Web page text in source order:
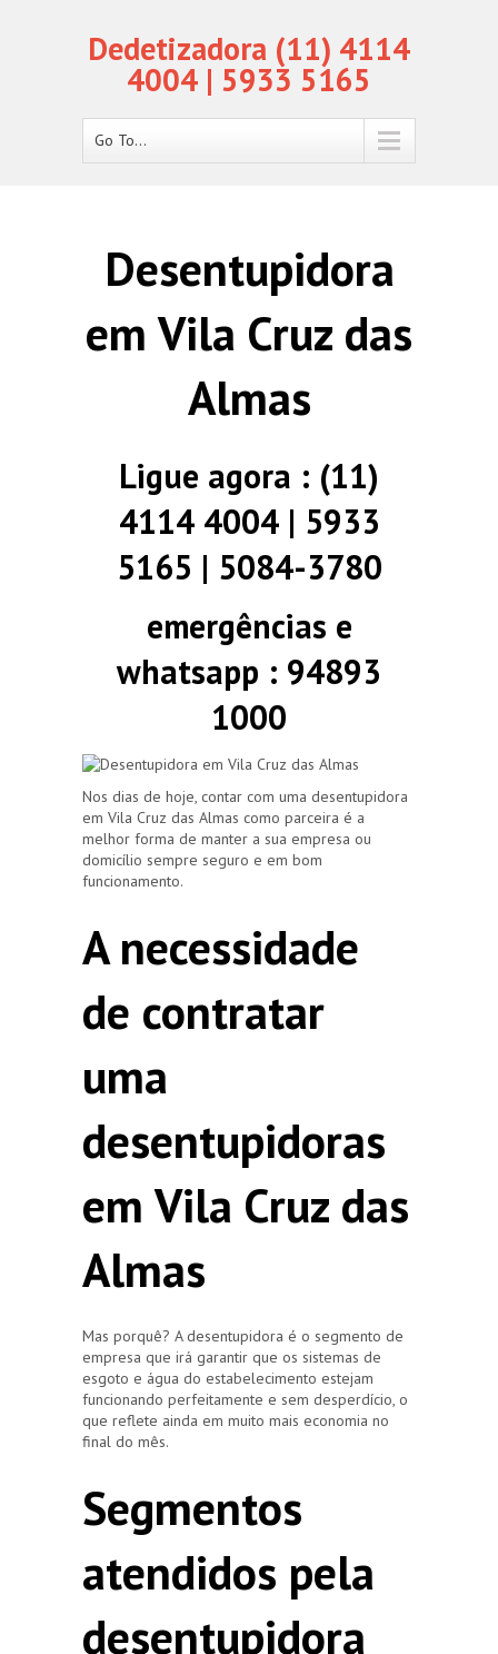
Dedetizadora (11) 4114
4004 | 5933 5165
Go To...
Desentupidora
em Vila Cruz das
Almas
Ligue agora : (11)
4114 4004 | 5933
5165 | 5084-3780
emergências e
whatsapp : 94893
1000
Nos dias de hoje, contar com uma desentupidora
em Vila Cruz das Almas como parceira é a
melhor forma de manter a sua empresa ou
domicílio sempre seguro e em bom
funcionamento.
A necessidade
de contratar
uma
desentupidoras
em Vila Cruz das
Almas
Mas porquê? A desentupidora é o segmento de
empresa que irá garantir que os sistemas de
esgoto e água do estabelecimento estejam
funcionando perfeitamente e sem desperdício, o
que reflete ainda em muito mais economia no
final do mês.
Segmentos
atendidos pela
desentupidora